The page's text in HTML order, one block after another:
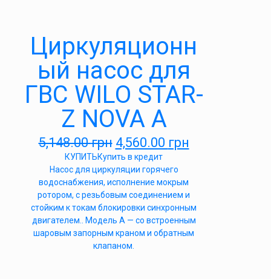
Циркуляционн
ый насос для
ГВС WILO STAR-
Z NOVA A
5,148.00грн 4,560.00 грн
КУПИТЬКупить в кредит
Насос для циркуляции горячего
водоснабжения, исполнение мокрым
ротором, с резьбовым соединением и
стойким к токам блокировки синхронным
двигателем.. Модель А — со встроенным
шаровым запорным краном и обратным
клапаном.